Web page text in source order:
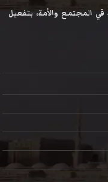
في المجتمع والأمة، بتفعيل